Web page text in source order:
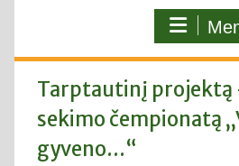
Tarptautinį projektą
sekimo čempionatą
gyveno…“